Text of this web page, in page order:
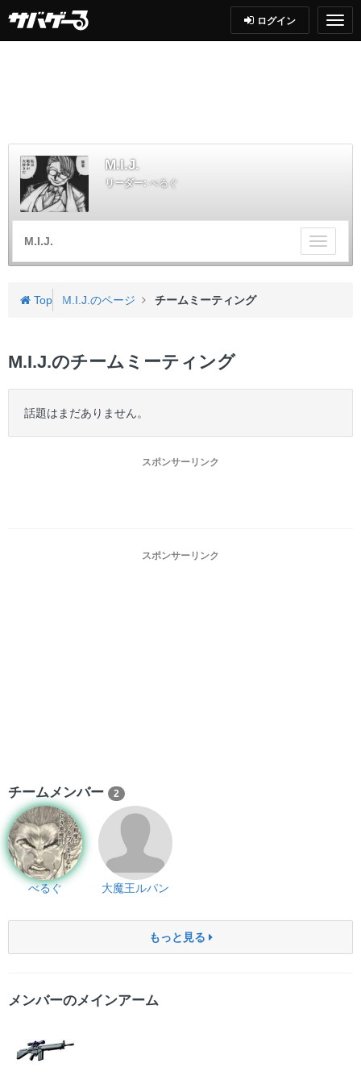
ログイン
M.I.J.
リーダー: べるぐ
チ
ー
M.I.J.
Top M.I.J.のページ チームミーティング
M.I.J.のチームミーティング
話題はまだありません。
スポンサーリンク
スポンサーリンク
チームメンバー 2
べるぐ 大魔王ルパン
もっと見る
メンバーのメインアーム